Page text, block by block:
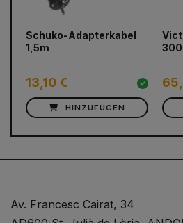
Schuko-Adapterkabel
1,5m
13,10 €
HINZUFÜGEN
Av. Francesc Cairat, 34